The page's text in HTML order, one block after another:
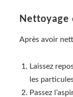
Nettoyage
Après avoir
Laissez
les
Passez